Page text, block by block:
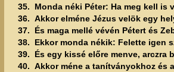
35.
Monda néki Péter: Ha meg kell
36. Akkor elméne Jézus velök egy
37.
És maga mellé vévén Pétert és
38.
Ekkor monda nékik: Felette igen
39.
És egy kissé előre menve,
40. Akkor méne a tanítványokhoz és